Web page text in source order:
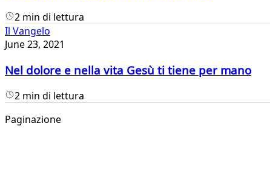
2 min di lettura
Il Vangelo
June 23, 2021
Nel dolore e nella vita Gesù ti tiene per mano
2 min di lettura
Paginazione